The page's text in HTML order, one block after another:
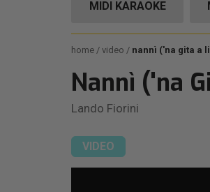
MIDI KARAOKE
home video nannì ('na gita a
Nannì ('na
Lando Fiorini
VIDEO